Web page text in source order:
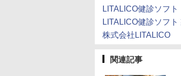
LITALICO健診ソフト
LITALICO健診ソフ
株式会社LITALICO
関連記事